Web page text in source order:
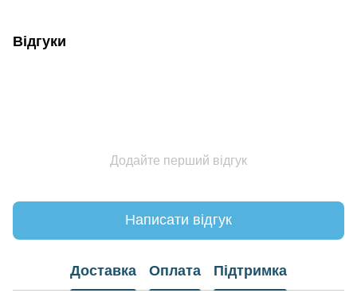
Відгуки
Додайте перший відгук
Написати відгук
Доставка Оплата Підтримка